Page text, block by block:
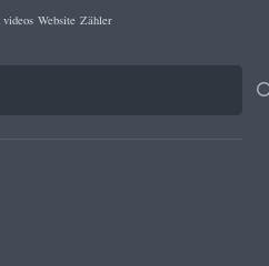
videos Website Zähler